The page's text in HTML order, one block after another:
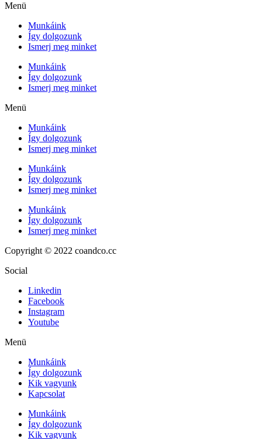
Menü
Munkáink
Így dolgozunk
Ismerj meg minket
Munkáink
Így dolgozunk
Ismerj meg minket
Menü
Munkáink
Így dolgozunk
Ismerj meg minket
Munkáink
Így dolgozunk
Ismerj meg minket
Munkáink
Így dolgozunk
Ismerj meg minket
Copyright © 2022 coandco.cc
Social
Linkedin
Facebook
Instagram
Youtube
Menü
Munkáink
Így dolgozunk
Kik vagyunk
Kapcsolat
Munkáink
Így dolgozunk
Kik vagyunk